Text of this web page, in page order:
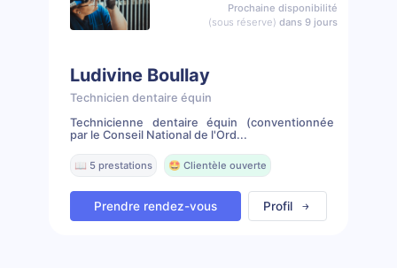
Prochaine disponibilité
(sous réserve) dans 9 jours
Ludivine Boullay
Technicien dentaire équin
Technicienne dentaire équin (conventionnée
par le Conseil National de l'Ord...
📖 5 prestations 🤩 Clientèle ouverte
Prendre rendez-vous Profil